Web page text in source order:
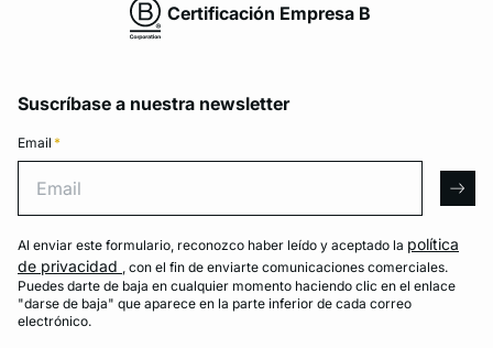
Certificación Empresa B
Suscríbase a nuestra newsletter
Email *
Al enviar este formulario, reconozco haber leído y aceptado la política
de privacidad , con el fin de enviarte comunicaciones comerciales.
Puedes darte de baja en cualquier momento haciendo clic en el enlace
"darse de baja" que aparece en la parte inferior de cada correo
electrónico.